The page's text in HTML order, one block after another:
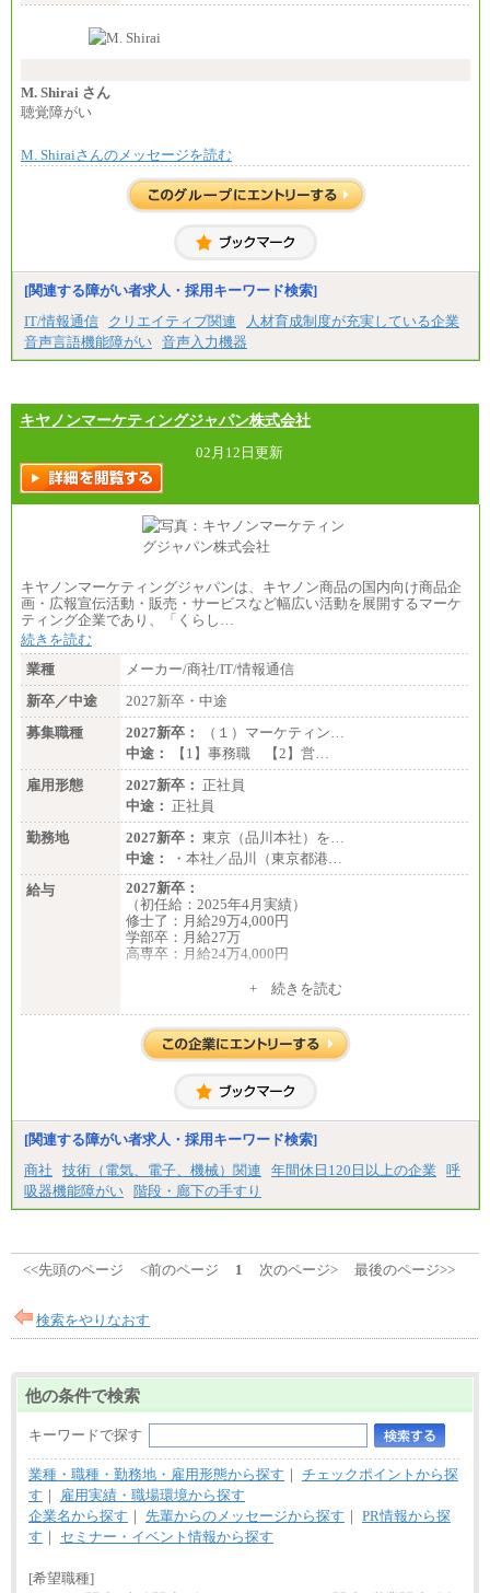
す。
い職責を担う方については、さらに高い金額を個別
※上記に加え、所定労働時間外に勤務をした場
※試用期間中も給与に変更はございません。
＜募集各社・全職種共通＞
月給21万円以上～
※試用期間中の給与に変更はありません。
ます。
M. Shirai さん
聴覚障がい
M. Shiraiさんのメッセージを読む
[関連する障がい者求人・採用キーワード検索]
IT/情報通信
クリエイティブ関連
人材育成制度が充実している企業
音声言語機能障がい 音声入力機器
キヤノンマーケティングジャパン株式会社
02月12日更新
キヤノンマーケティングジャパンは、キヤノン商品の国内向け商品企
画・広報宣伝活動・販売・サービスなど幅広い活動を展開するマーケ
ティング企業であり、「くらし…
続きを読む
業種
メーカー/商社/IT/情報通信
新卒／中途
2027新卒・中途
募集職種
2027新卒：
（１）マーケティン…
中途：
【1】事務職 【2】営…
雇用形態
2027新卒： 正社員
中途： 正社員
勤務地
2027新卒： 東京（品川本社）を…
中途：
・本社／品川（東京都港…
給与
2027新卒：
（初任給：2025年4月実績）
修士了：月給29万4,000円
学部卒：月給27万
高専卒：月給24万4,000円
月給 250,000円～350,000円
想定年収 420万円～600万円
入社時の処遇（基本給・賞与）は経験・スキルを考
経験・スキルによっては、記載額を超える場合もあ
※試用期間中も給与に変更はございません。
+ 続きを読む
[関連する障がい者求人・採用キーワード検索]
商社
技術（電気、電子、機械）関連 年間休日120日以上の企業
呼
吸器機能障がい 階段・廊下の手すり
<<先頭のページ <前のページ 1 次のページ> 最後のページ>>
検索をやりなおす
他の条件で検索
キーワードで探す
業種・職種・勤務地・雇用形態から探す ｜ チェックポイントから探
す ｜
雇用実績・職場環境から探す
企業名から探す ｜ 先輩からのメッセージから探す ｜ PR情報から探
す ｜ セミナー・イベント情報から探す
[希望職種]